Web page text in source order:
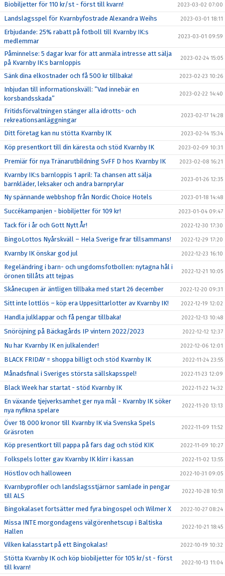
Biobiljetter för 110 kr/st - först till kvarn! 2023-03-02 07:00
Landslagsspel för Kvarnbyfostrade Alexandra Weihs 2023-03-01 18:11
Erbjudande: 25% rabatt på fotboll till Kvarnby IK:s
medlemmar
2023-03-01 09:59
Påminnelse: 5 dagar kvar för att anmäla intresse att sälja
på Kvarnby IK:s barnloppis
2023-02-24 15:05
Sänk dina elkostnader och få 500 kr tillbaka! 2023-02-23 10:26
Inbjudan till informationskväll: ”Vad innebär en
korsbandsskada”
2023-02-22 14:40
Fritidsförvaltningen stänger alla idrotts- och
rekreationsanläggningar
2023-02-17 14:28
Ditt företag kan nu stötta Kvarnby IK 2023-02-14 15:34
Köp presentkort till din käresta och stöd Kvarnby IK 2023-02-09 10:31
Premiär för nya Tränarutbildning SvFF D hos Kvarnby IK 2023-02-08 16:21
Kvarnby IK:s barnloppis 1 april: Ta chansen att sälja
barnkläder, leksaker och andra barnprylar
2023-01-26 12:35
Ny spännande webbshop från Nordic Choice Hotels 2023-01-18 14:48
Succékampanjen - biobiljetter för 109 kr! 2023-01-04 09:47
Tack för i år och Gott Nytt År! 2022-12-30 17:30
BingoLottos Nyårskväll – Hela Sverige firar tillsammans! 2022-12-29 17:20
Kvarnby IK önskar god jul 2022-12-23 16:10
Regeländring i barn- och ungdomsfotbollen: nytagna hål i
öronen tillåts att tejpas
2022-12-21 10:05
Skånecupen är äntligen tillbaka med start 26 december 2022-12-20 09:31
Sitt inte lottlös – köp era Uppesittarlotter av Kvarnby IK! 2022-12-19 12:02
Handla julklappar och få pengar tillbaka! 2022-12-13 10:48
Snöröjning på Bäckagårds IP vintern 2022/2023 2022-12-12 12:37
Nu har Kvarnby IK en julkalender! 2022-12-06 12:01
BLACK FRIDAY = shoppa billigt och stöd Kvarnby IK 2022-11-24 23:55
Månadsfinal i Sveriges största sällskapsspel! 2022-11-23 12:09
Black Week har startat - stöd Kvarnby IK 2022-11-22 14:32
En växande tjejverksamhet ger nya mål - Kvarnby IK söker
nya nyfikna spelare
2022-11-20 13:13
Över 18 000 kronor till Kvarnby IK via Svenska Spels
Gräsroten
2022-11-09 11:52
Köp presentkort till pappa på fars dag och stöd KIK 2022-11-09 10:27
Folkspels lotter gav Kvarnby IK klirr i kassan 2022-11-02 13:55
Höstlov och halloween 2022-10-31 09:05
Kvarnbyprofiler och landslagsstjärnor samlade in pengar
till ALS
2022-10-28 10:51
Bingokalaset fortsätter med fyra bingospel och Wilmer X 2022-10-27 08:24
Missa INTE morgondagens välgörenhetscup i Baltiska
Hallen
2022-10-21 18:45
Vilken kalasstart på ett Bingokalas! 2022-10-19 10:32
Stötta Kvarnby IK och köp biobiljetter för 105 kr/st - först
till kvarn!
2022-10-13 11:04